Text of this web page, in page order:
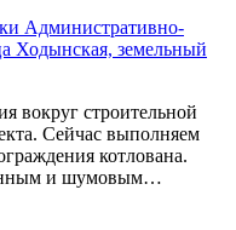
Административно-
Ходынская, земельный
вокруг строительной
Сейчас выполняем
котлована.
и шумовым…